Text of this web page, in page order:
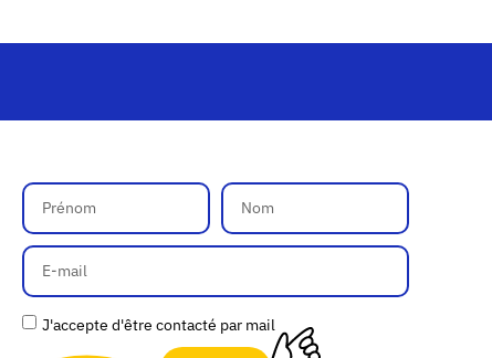
J'accepte d'être contacté par mail